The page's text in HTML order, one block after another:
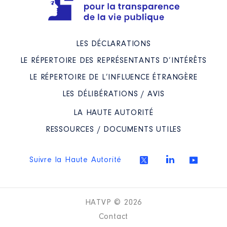
LES DÉCLARATIONS
LE RÉPERTOIRE DES REPRÉSENTANTS D’INTÉRÊTS
LE RÉPERTOIRE DE L’INFLUENCE ÉTRANGÈRE
LES DÉLIBÉRATIONS / AVIS
LA HAUTE AUTORITÉ
RESSOURCES / DOCUMENTS UTILES
Suivre la Haute Autorité
HATVP © 2026
Contact